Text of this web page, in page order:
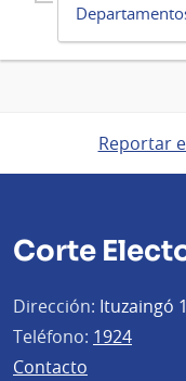
Reportar
Corte
Dirección: Ituzaingó
Teléfono: 1924
Contacto